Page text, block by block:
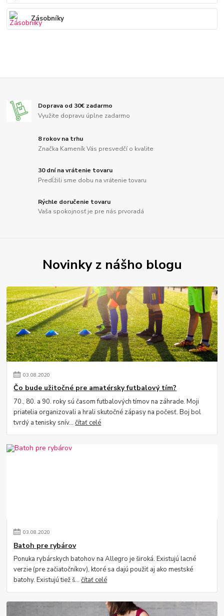
Zásobníky
Doprava od 30€ zadarmo
Využite dopravu úplne zadarmo
8 rokov na trhu
Značka Kameník Vás presvedčí o kvalite
30 dní na vrátenie tovaru
Predĺžili sme dobu na vrátenie tovaru
Rýchle doručenie tovaru
Vaša spokojnosť je pre nás prvoradá
Novinky z nášho blogu
03.08.2020
Čo bude užitočné pre amatérsky futbalový tím?
70., 80. a 90. roky sú časom futbalových tímov na záhrade. Moji
priatelia organizovali a hrali skutočné zápasy na počesť. Boj bol
tvrdý a tenisky snív...čítať celé
03.08.2020
Batoh pre rybárov
Ponuka rybárskych batohov na Allegro je široká. Existujú lacné
verzie (pre začiatočníkov), ktoré sa dajú použiť aj ako mestské
batohy. Existujú tiež š...čítať celé